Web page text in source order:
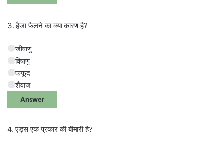
3. हैजा फैलने का क्या कारण है?
जीवाणु
विषाणु
फफूद
शैवाज
Answer
4. एड्स एक प्रकार की बीमारी है?